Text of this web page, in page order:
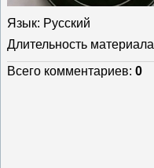
Язык: Русский
Длительность материала
Всего комментариев: 0